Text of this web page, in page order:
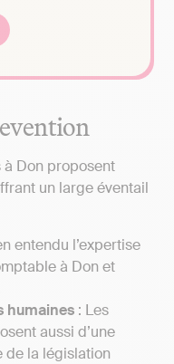
Don proposent
un large éventail
entendu l’expertise
à Don et
humaines : Les
aussi d’une
de la législation